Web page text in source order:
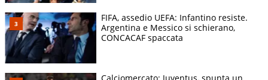
FIFA, assedio UEFA: Infantino resiste.
Argentina e Messico si schierano,
CONCACAF spaccata